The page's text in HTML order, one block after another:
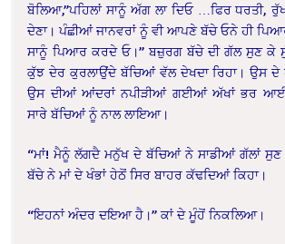
ਬੋਲਿਆ,”ਪਹਿਲਾਂ ਸਾਨੂੰ ਅੱਗ ਲਾ ਦਿਓ …ਫਿਰ ਧਰਤੀ,
ਦੇਣਾ। ਪੰਛੀਆਂ ਜਾਨਵਰਾਂ ਨੂੰ ਵੀ ਆਪਣੇ ਬੱਚੇ ਓਨੇ ਹੀ
ਸਾਨੂੰ ਪਿਆਰ ਕਰਦੇ ਓ।” ਬਜ਼ੁਰਗ ਬੱਚੇ ਦੀ ਗੱਲ ਸੁਣ ਕੇ
ਕੁੱਝ ਦੇਰ ਕੁਰਲਾਉਂਦੇ ਬੱਚਿਆਂ ਵੱਲ ਦੇਖਦਾ ਰਿਹਾ। ਉਸ
ਉਸ ਦੀਆਂ ਆਂਦਰਾਂ ਨਪੀੜੀਆਂ ਗਈਆਂ ਅੱਖਾਂ ਭਰ
ਸਾਰੇ ਬੱਚਿਆਂ ਨੂੰ ਨਾਲ ਲਾਇਆ।
“ਮਾਂ! ਮੈਨੂੰ ਲੱਗਦੈ ਮਨੁੱਖ ਦੇ ਬੱਚਿਆਂ ਨੇ ਸਾਡੀਆਂ ਗੱਲਾਂ
ਬੱਚੇ ਨੇ ਮਾਂ ਦੇ ਖੰਭਾਂ ਹੇਠੋਂ ਸਿਰ ਬਾਹਰ ਕੱਢਦਿਆਂ ਕਿਹਾ।
“ਇਹਨਾਂ ਅੰਦਰ ਦਇਆ ਹੈ।” ਕਾਂ ਦੇ ਮੂੰਹੋਂ ਨਿਕਲਿਆ।